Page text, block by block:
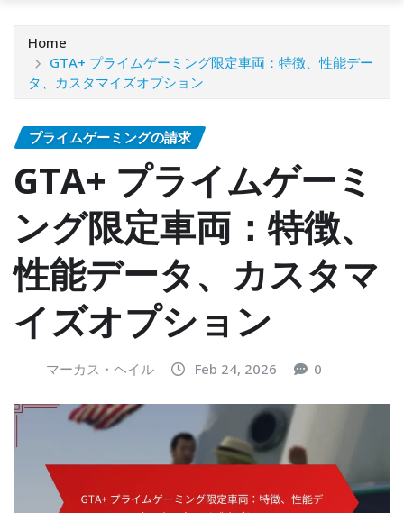
Home
GTA+ プライムゲーミング限定車両：特徴、性能デー
タ、カスタマイズオプション
プライムゲーミングの請求
GTA+ プライムゲーミ
ング限定車両：特徴、
性能データ、カスタマ
イズオプション
マーカス・ヘイル Feb 24, 2026 0